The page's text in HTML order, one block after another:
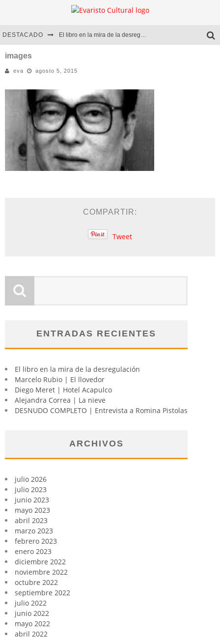
DESTACADO El libro en la mira de la desregulación
Diego Meret | Hotel Acapulco
Alejandra Correa | La nieve
images
eva agosto 5, 2015
COMPARTIR:
Tweet
ENTRADAS RECIENTES
El libro en la mira de la desregulación
Marcelo Rubio | El llovedor
Diego Meret | Hotel Acapulco
Alejandra Correa | La nieve
DESNUDO COMPLETO | Entrevista a Romina Pistolas
ARCHIVOS
julio 2026
julio 2023
junio 2023
mayo 2023
abril 2023
marzo 2023
febrero 2023
enero 2023
diciembre 2022
noviembre 2022
octubre 2022
septiembre 2022
julio 2022
junio 2022
mayo 2022
abril 2022